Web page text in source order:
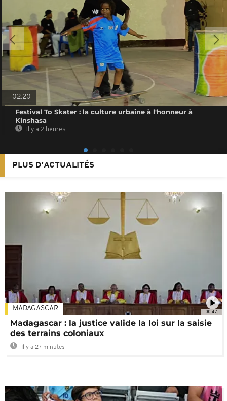
02:20
Festival To Skater : la culture urbaine à l'honneur à
Kinshasa
Il y a 2 heures
PLUS D'ACTUALITÉS
00:47
MADAGASCAR
Madagascar : la justice valide la loi sur la saisie
des terrains coloniaux
Il y a 27 minutes